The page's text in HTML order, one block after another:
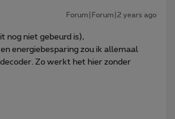
Forum|Forum|2 years ago
nog niet gebeurd is),
energiebesparing zou ik allemaal
Zo werkt het hier zonder